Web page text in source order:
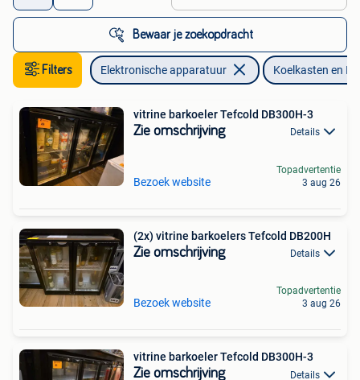
Bewaar je zoekopdracht
Filters Elektronische apparatuur Koelkasten en
vitrine barkoeler Tefcold DB300H-3
Zie omschrijving Details
Bezoek website
Topadvertentie
3 aug 26
(2x) vitrine barkoelers Tefcold DB200H
Zie omschrijving Details
Bezoek website
Topadvertentie
3 aug 26
vitrine barkoeler Tefcold DB300H-3
Zie omschrijving Details